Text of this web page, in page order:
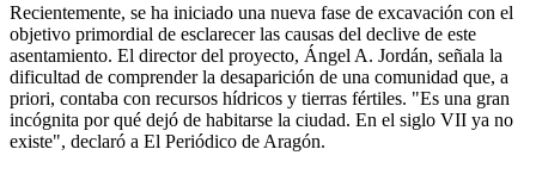
Recientemente, se ha iniciado una nueva fase de excavación con el
objetivo primordial de esclarecer las causas del declive de este
asentamiento. El director del proyecto, Ángel A. Jordán, señala la
dificultad de comprender la desaparición de una comunidad que, a
priori, contaba con recursos hídricos y tierras fértiles. "Es una gran
incógnita por qué dejó de habitarse la ciudad. En el siglo VII ya no
existe", declaró a El Periódico de Aragón.